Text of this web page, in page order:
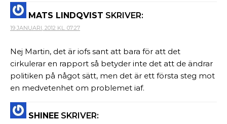
MATS LINDQVIST SKRIVER:
19 JANUARI, 2012 KL. 07:27
Nej Martin, det är iofs sant att bara för att det
cirkulerar en rapport så betyder inte det att de ändrar
politiken på något sätt, men det är ett första steg mot
en medvetenhet om problemet iaf.
SHINEE SKRIVER: